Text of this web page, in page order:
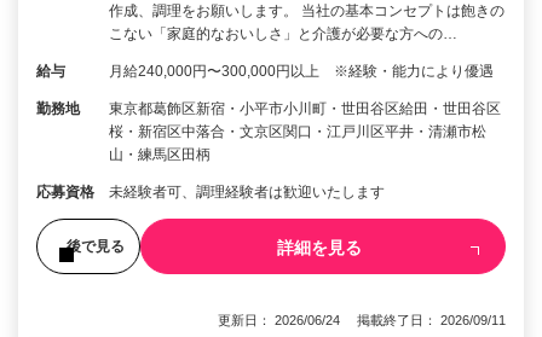
作成、調理をお願いします。 当社の基本コンセプトは飽きの
こない「家庭的なおいしさ」と介護が必要な方への…
給与 月給240,000円〜300,000円以上 ※経験・能力により優遇
勤務地
東京都葛飾区新宿・小平市小川町・世田谷区給田・世田谷区
桜・新宿区中落合・文京区関口・江戸川区平井・清瀬市松
山・練馬区田柄
応募資格 未経験者可、調理経験者は歓迎いたします
後で見る 詳細を見る
更新日： 2026/06/24 掲載終了日： 2026/09/11